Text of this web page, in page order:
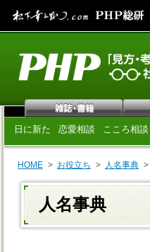
日に新た 恋愛相談 こころ相談
HOME お役立ち 人名事典
人名事典